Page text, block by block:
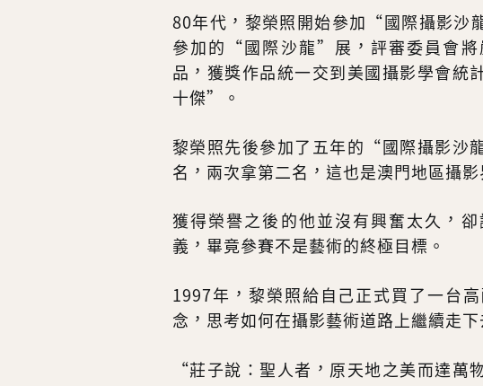
80年代，黎榮照開始參加“國際攝影沙
參加的“國際沙龍”展，評審委員會將
品，獲獎作品統一交到美國攝影學會統
十傑”。
黎榮照先後參加了五年的“國際攝影
名，兩次拿第二名，這也是澳門地區攝
獲得榮譽之後的他並沒有興奮太久，
義，畢竟參賽不是藝術的終極目標。
1997年，黎榮照給自己正式買了一台
念，思考如何在攝影藝術道路上繼續走
“莊子說：聖人者，原天地之美而達萬